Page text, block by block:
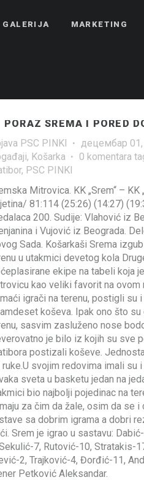
GALERIJA MARKETING
PORAZ SREMA I PORED
PSC PINKI · децембар
, Košarka · 0 komentara
, PSC PINKI
Mitrovica. KK „Srem“ – KK
81:114 (25:26) (14:27)
200. Sudije: Vlahović iz
i Vujović iz Beograda.
Sada. Košarkaši Srema
u utakmici devetog kola
ekipe na tabeli koja
kao veliki favorit na ovom
igrači na terenu, postigli su
koševa. Ipak ono što
sasvim zasluženo nose
je bilo iz kojih su sve
postizali koševe.
ruke.U svojim redovima imali su
sveta u basketu jedan na
bio najbolji pojedinac na
za čim da žale, osim da se i
sa dobrim igrama a dobri
Srem je igrao u sastavu:
7, Rutović-10, Stratakis-
2, Trajković-4, Đorđić-11,
Petković Aleksandar.